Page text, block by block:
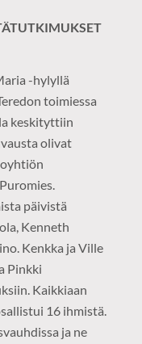
-hylyllä
toimiessa
keskityttiin
olivat
päivistä
Kenneth
Kenkka ja Ville
Pinkki
Kaikkiaan
16 ihmistä.
ja ne